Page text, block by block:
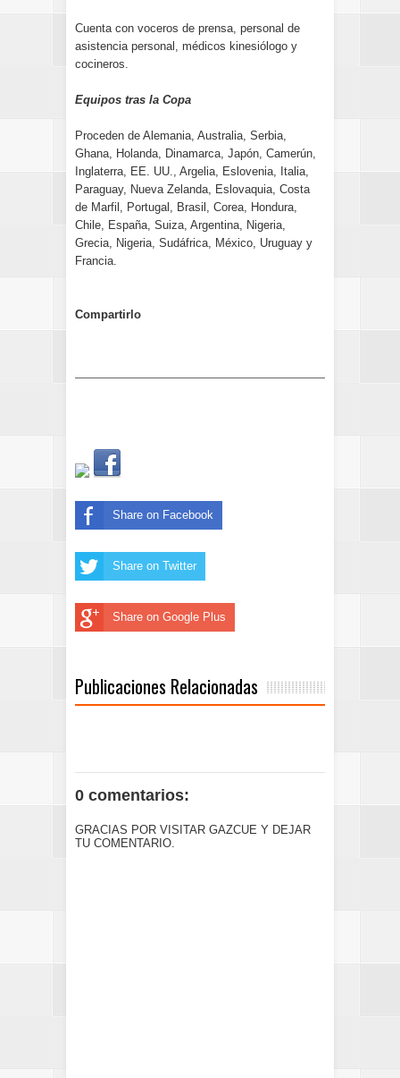
Cuenta con voceros de prensa, personal de
asistencia personal, médicos kinesiólogo y
cocineros.
Equipos tras la Copa
Proceden de Alemania, Australia, Serbia,
Ghana, Holanda, Dinamarca, Japón, Camerún,
Inglaterra, EE. UU., Argelia, Eslovenia, Italia,
Paraguay, Nueva Zelanda, Eslovaquia, Costa
de Marfil, Portugal, Brasil, Corea, Hondura,
Chile, España, Suiza, Argentina, Nigeria,
Grecia, Nigeria, Sudáfrica, México, Uruguay y
Francia.
Compartirlo
Share on Facebook
Share on Twitter
Share on Google Plus
Publicaciones Relacionadas
0 comentarios:
GRACIAS POR VISITAR GAZCUE Y DEJAR
TU COMENTARIO.